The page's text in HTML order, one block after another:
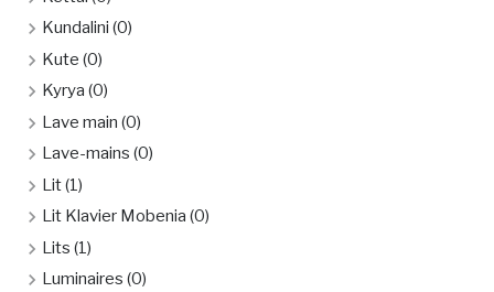
Kundalini (0)
Kute (0)
Kyrya (0)
Lave main (0)
Lave-mains (0)
Lit(1)
Lit Klavier Mobenia (0)
Lits (1)
Luminaires (0)